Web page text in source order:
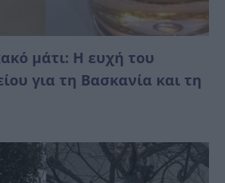
μάτι: Η ευχή του
για τη Βασκανία και τη